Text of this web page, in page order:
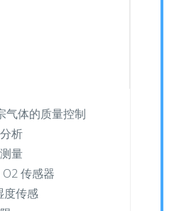
气体的质量控制
析
量
传感器
度传感